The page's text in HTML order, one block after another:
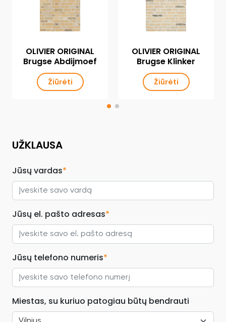
OLIVIER ORIGINAL
Brugse Abdijmoef
Žiūrėti
OLIVIER ORIGINAL
Brugse Klinker
Žiūrėti
UŽKLAUSA
Jūsų vardas*
Jūsų el. pašto adresas*
Jūsų telefono numeris*
Miestas, su kuriuo patogiau būtų bendrauti